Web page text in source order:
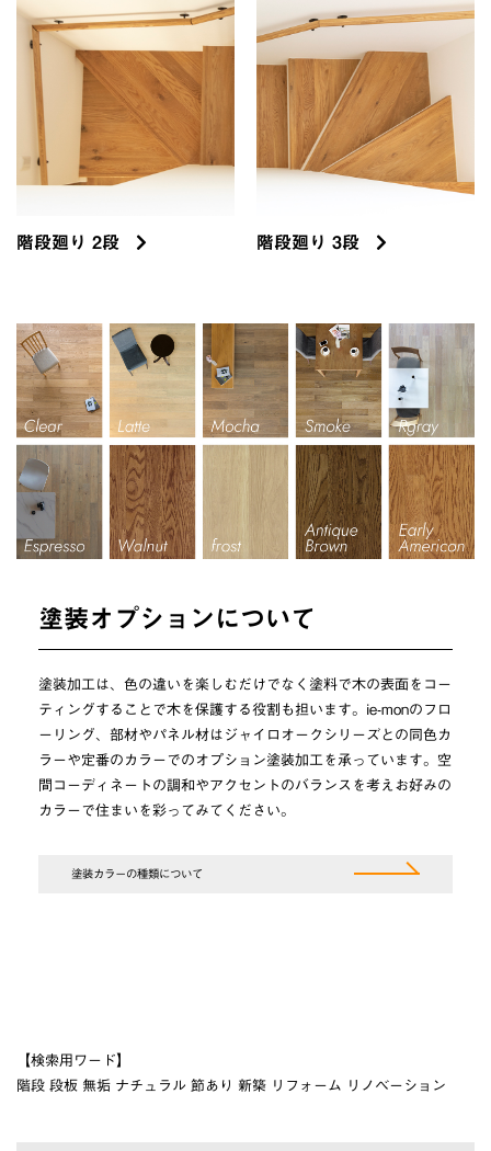
階段廻り 2段 階段廻り 3段
塗装オプションについて
塗装加工は、色の違いを楽しむだけでなく塗料で木の表面をコー
ティングすることで木を保護する役割も担います。ie-monのフロ
ーリング、部材やパネル材はジャイロオークシリーズとの同色カ
ラーや定番のカラーでのオプション塗装加工を承っています。空
間コーディネートの調和やアクセントのバランスを考えお好みの
カラーで住まいを彩ってみてください。
塗装カラーの種類について
【検索用ワード】
階段 段板 無垢 ナチュラル 節あり 新築 リフォーム リノベーション